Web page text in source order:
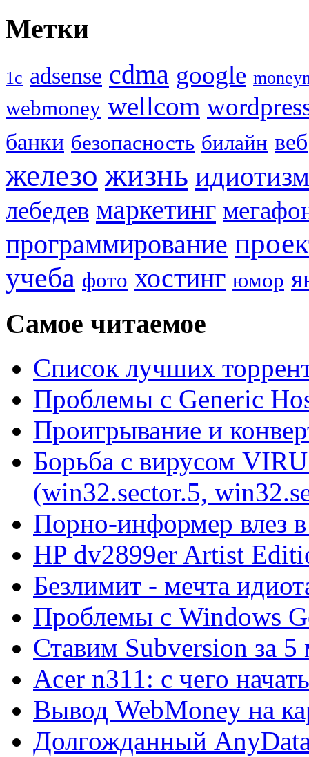
Метки
1с adsense cdma google
webmoney wellcom
банки безопасность билайн веб
железо жизнь идиотизм
лебедев маркетинг
программирование
учеба фото хостинг юмор
Самое читаемое
Список лучших
Проблемы с Generic
Проигрывание и
Борьба с вирусом
(win32.sector.5,
Порно-информер влез
HP dv2899er Artist
Безлимит - мечта
Проблемы с Windows
Ставим Subversion за 5
Acer n311: с чего начать
Вывод WebMoney на
Долгожданный